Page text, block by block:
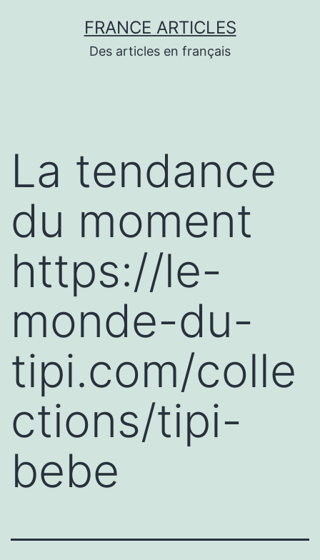
FRANCE ARTICLES
Des articles en français
La tendance
du moment
https://le-
monde-du-
tipi.com/colle
ctions/tipi-
bebe